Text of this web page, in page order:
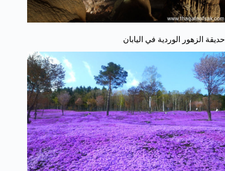
حديقة الزهور الوردية في اليابان